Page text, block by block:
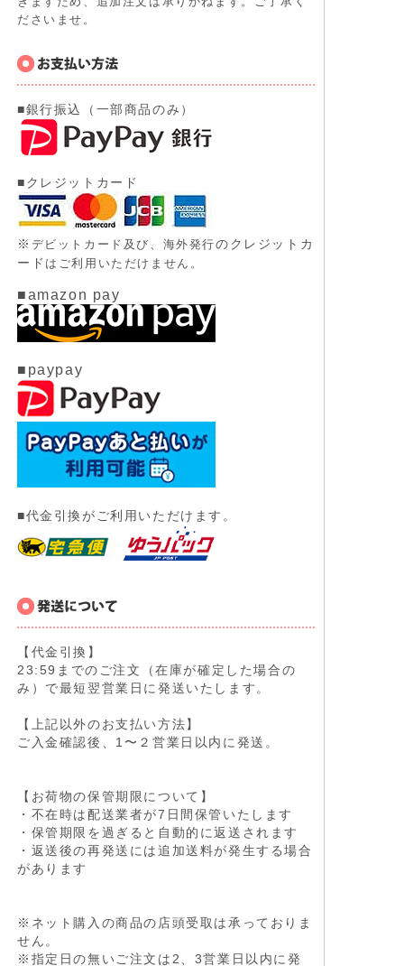
ださいませ。
■銀行振込（一部商品のみ）
■クレジットカード
※ デビットカード及び、 海外発行のクレジットカ
ード はご利用いただけません。
■amazon pay
■paypay
■代金引換がご利用いただけます。
【代金引換】
23:59までのご注文（在庫が確定した場合の
み）で最短翌営業日に発送いたします。
【上記以外のお支払い方法】
ご入金確認後、1〜２営業日以内に発送。
【お荷物の保管期限について】
・不在時は配送業者が7日間保管いたします
・保管期限を過ぎると自動的に返送されます
・返送後の再発送には追加送料が発生する場合
があります
※ネット購入の商品の店頭受取は承っておりま
せん。
※指定日の無いご注文は2、3営業日以内に発